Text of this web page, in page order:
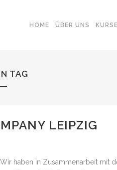
HOME ÜBER UNS KURSE
TAG
LEIPZIG
haben in Zusammenarbeit mit